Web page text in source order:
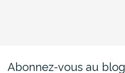
Abonnez-vous au blog